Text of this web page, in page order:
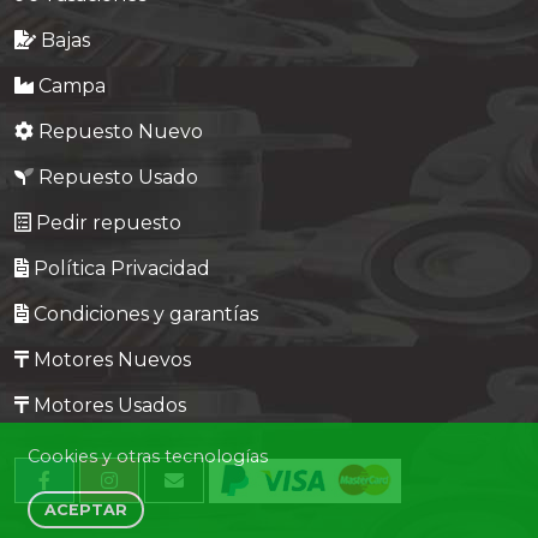
Bajas
Campa
Repuesto Nuevo
Repuesto Usado
Pedir repuesto
Política Privacidad
Condiciones y garantías
Motores Nuevos
Motores Usados
Cookies y otras tecnologías
ACEPTAR